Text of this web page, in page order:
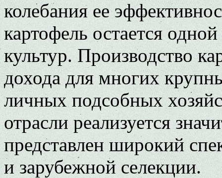
колебания ее
картофель остается
культур. Производство
дохода для многих
личных подсобных
отрасли реализуется
представлен широкий
и зарубежной селекции.